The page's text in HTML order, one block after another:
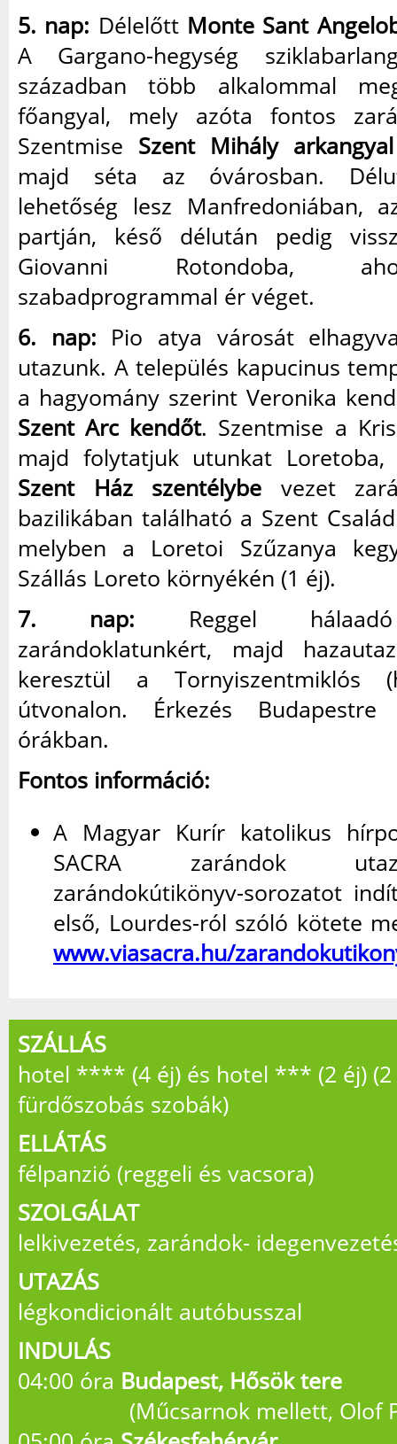
5. nap: Délelőtt Monte Sant
A Gargano-hegység
században több alkalommal
főangyal, mely azóta fontos
Szentmise Szent Mihály
majd séta az óvárosban.
lehetőség lesz Manfredoniában,
partján, késő délután pedig
Giovanni Rotondoba,
szabadprogrammal ér véget.
6. nap: Pio atya városát
utazunk. A település kapucinus
a hagyomány szerint Veronika
Szent Arc kendőt. Szentmise a
majd folytatjuk utunkat
Szent Ház szentélybe vezet
bazilikában található a Szent
melyben a Loretoi Szűzanya
Szállás Loreto környékén (1 éj).
7. nap: Reggel hálaadó
zarándoklatunkért, majd
keresztül a
útvonalon. Érkezés
órákban.
Fontos információ:
A Magyar Kurír katolikus
SACRA zarándok
zarándokútikönyv-sorozatot
első, Lourdes-ról szóló kötete
www.viasacra.hu/
SZÁLLÁS
hotel **** (4 éj) és hotel *** (2 éj) (2
fürdőszobás szobák)
ELLÁTÁS
félpanzió (reggeli és vacsora)
SZOLGÁLAT
lelkivezetés, zarándok-
UTAZÁS
légkondicionált autóbusszal
INDULÁS
04:00 óra Budapest, Hősök tere
(Műcsarnok mellett, Olof